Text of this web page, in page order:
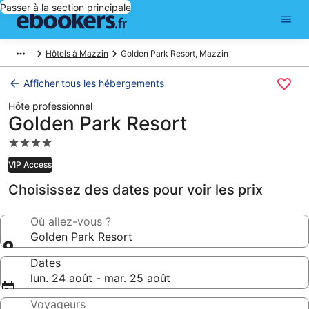
Passer à la section principale
Hôtels à Mazzin Golden Park Resort, Mazzin
Afficher tous les hébergements
Hôte professionnel
Golden Park Resort
Hébergement
4.0 étoiles
VIP Access
Choisissez des dates pour voir les prix
Où allez-vous ?
Golden Park Resort
Dates
lun. 24 août - mar. 25 août
Voyageurs